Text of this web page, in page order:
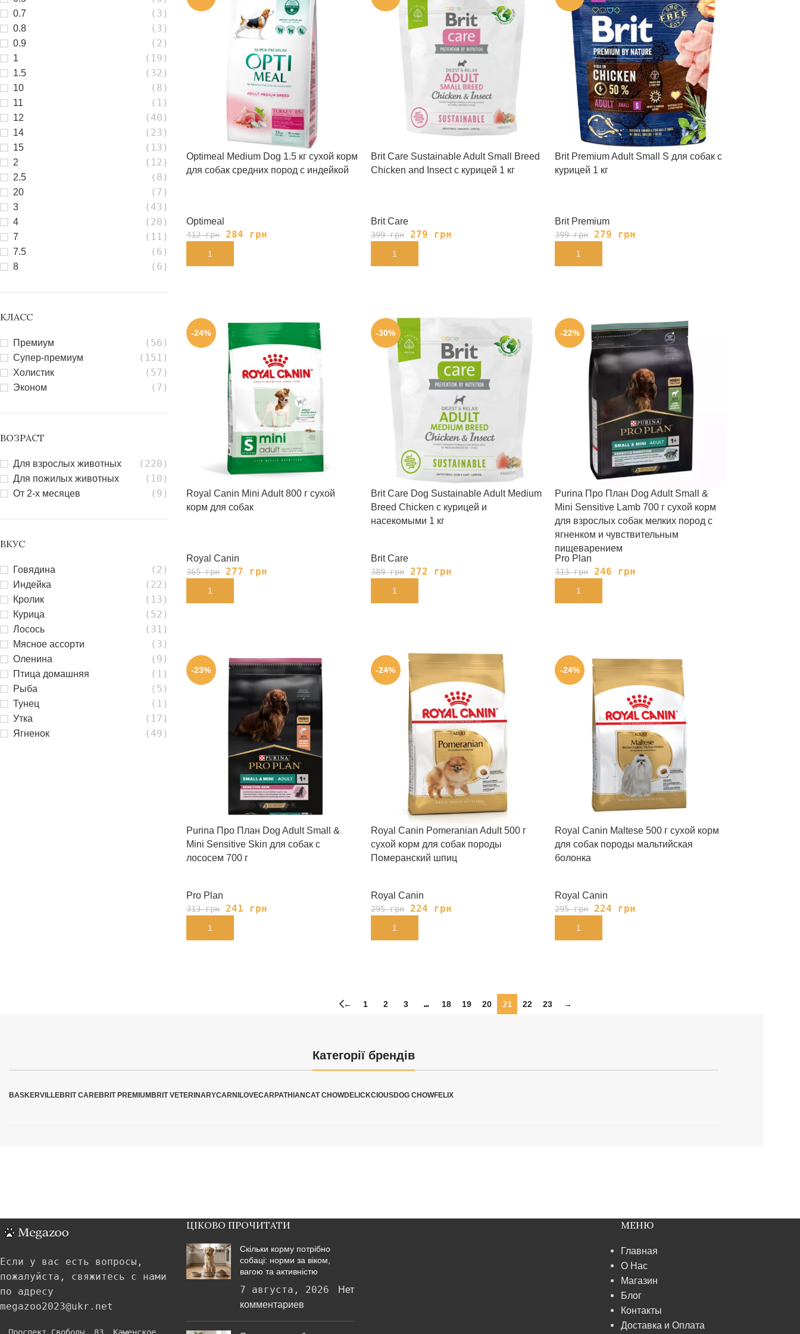
0.7 (3)
0.8 (3)
0.9 (2)
1 (19)
1.5 (32)
10 (8)
11 (1)
12 (40)
14 (23)
15 (13)
2 (12)
2.5 (8)
20 (7)
3 (43)
4 (20)
7 (11)
7.5 (6)
8 (6)
КЛАСС
Премиум (56)
Супер-премиум (151)
Холистик (57)
Эконом (7)
ВОЗРАСТ
Для взрослых животных (220)
Для пожилых животных (10)
От 2-х месяцев (9)
ВКУС
Говядина (2)
Индейка (22)
Кролик (13)
Курица (52)
Лосось (31)
Мясное ассорти (3)
Оленина (9)
Птица домашняя (1)
Рыба (5)
Тунец (1)
Утка (17)
Ягненок (49)
Optimeal Medium Dog 1.5 кг сухой корм
для собак средних пород с индейкой
Optimeal
412грн 284 грн
В КОРЗИНУ
Brit Care Sustainable Adult Small Breed
Chicken and Insect с курицей 1 кг
Brit Care
399грн 279 грн
В КОРЗИНУ
Brit Premium Adult Small S для собак c
курицей 1 кг
Brit Premium
399грн 279 грн
В КОРЗИНУ
-24%
Royal Canin Mini Adult 800 г сухой
корм для собак
Royal Canin
365грн 277 грн
В КОРЗИНУ
-30%
Brit Care Dog Sustainable Adult Medium
Breed Chicken с курицей и
насекомыми 1 кг
Brit Care
389грн 272 грн
В КОРЗИНУ
-22%
Purina Про План Dog Adult Small &
Mini Sensitive Lamb 700 г сухой корм
для взрослых собак мелких пород с
ягненком и чувствительным
пищеварением
Pro Plan
313грн 246 грн
В КОРЗИНУ
-23%
Purina Про План Dog Adult Small &
Mini Sensitive Skin для собак с
лососем 700 г
Pro Plan
313грн 241 грн
В КОРЗИНУ
-24%
Royal Canin Pomeranian Adult 500 г
сухой корм для собак породы
Померанский шпиц
Royal Canin
295грн 224 грн
В КОРЗИНУ
-24%
Royal Canin Maltese 500 г сухой корм
для собак породы мальтийская
болонка
Royal Canin
295грн 224 грн
В КОРЗИНУ
← 1 2 3 … 18 19 20 21 22 23 →
Категорії брендів
BASKERVILLEBRIT CAREBRIT PREMIUMBRIT VETERINARYCARNILOVECARPATHIANCAT CHOWDELICKCIOUSDOG CHOWFELIX
Если у вас есть вопросы,
пожалуйста, свяжитесь с нами
по адресу
megazoo2023@ukr.net
Проспект Свободы, 83, Каменское,
ЦІКОВО ПРОЧИТАТИ
Скільки корму потрібно
собаці: норми за віком,
вагою та активністю
7 августа, 2026
Нет
комментариев
МЕНЮ
Главная
О Нас
Магазин
Блог
Контакты
Доставка и Оплата